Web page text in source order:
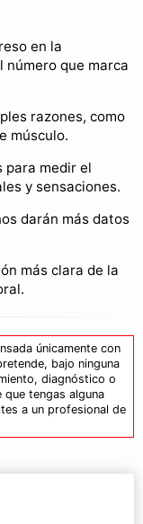
en la
número que marca
razones, como
músculo.
para medir el
y sensaciones.
darán más datos
más clara de la
únicamente con
bajo ninguna
diagnóstico o
tengas alguna
a un profesional de